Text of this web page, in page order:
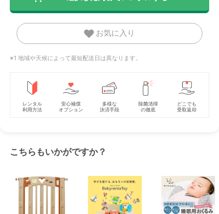
お気に入り
※1 地域や天候によって最短配送日は異なります。
レンタル
利用方法
安心補償
オプション
多様な
決済手段
除菌清掃
の徹底
どこでも
受取返却
こちらもいかがですか？